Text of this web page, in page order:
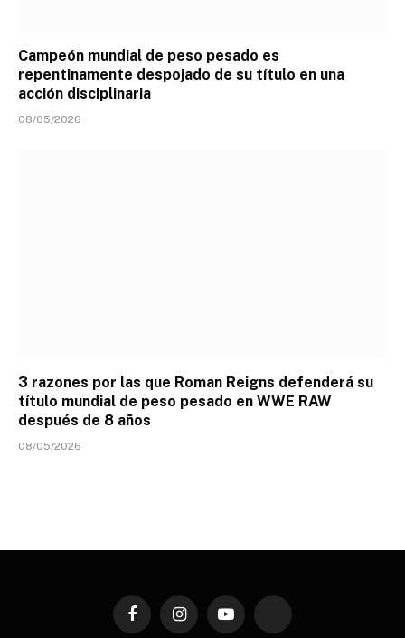
Campeón mundial de peso pesado es
repentinamente despojado de su título en una
acción disciplinaria
08/05/2026
3 razones por las que Roman Reigns defenderá su
título mundial de peso pesado en WWE RAW
después de 8 años
08/05/2026
FacebookInstagramYouTube TikTok